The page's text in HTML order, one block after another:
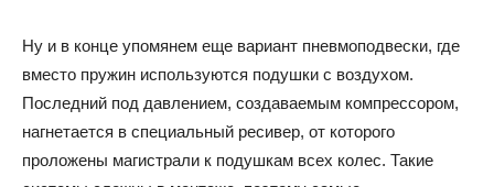
Ну и в конце упомянем еще вариант пневмоподвески, где
вместо пружин используются подушки с воздухом.
Последний под давлением, создаваемым компрессором,
нагнетается в специальный ресивер, от которого
проложены магистрали к подушкам всех колес. Такие